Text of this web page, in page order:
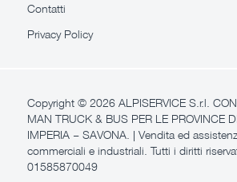
Contatti
Privacy Policy
Copyright © 2026ALPISERVICE S.r.l.
MAN TRUCK & BUS PER LE PROVINCE
IMPERIA – SAVONA. | Vendita ed
commerciali e industriali. Tutti i diritti
01585870049